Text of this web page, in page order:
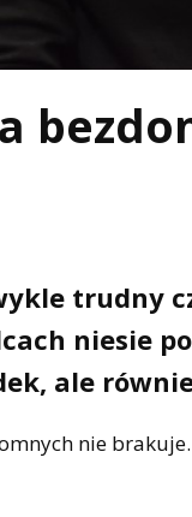
trudny
niesie
ale
nie